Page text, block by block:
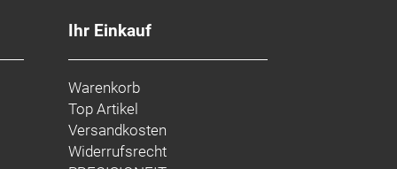
Ihr Einkauf
Warenkorb
Top Artikel
Versandkosten
Widerrufsrecht